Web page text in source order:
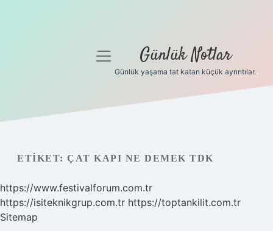
Gizlilik Politikası
menüyü
Günlük Notlar
Günlük yaşama tat katan küçük ayrıntılar.
ETIKET: ÇAT KAPI NE DEMEK TDK
https://www.festivalforum.com.tr
https://isiteknikgrup.com.tr https://toptankilit.com.tr
Sitemap